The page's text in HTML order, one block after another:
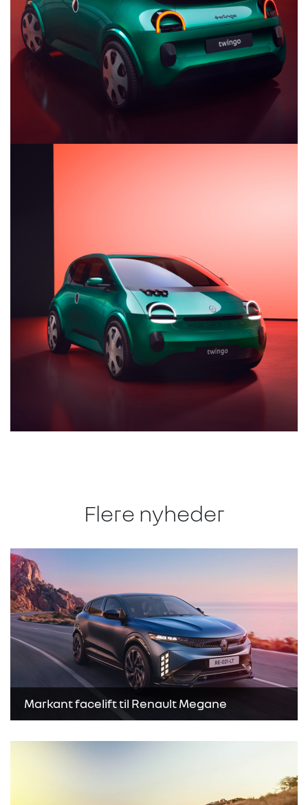
Flere nyheder
Markant facelift til Renault Megane